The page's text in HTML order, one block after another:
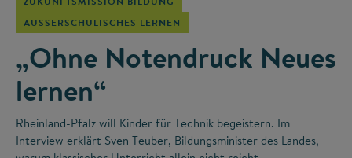
AUSSERSCHULISCHES LERNEN
„Ohne Notendruck Neues
lernen“
Rheinland-Pfalz will Kinder für Technik begeistern. Im
Interview erklärt Sven Teuber, Bildungsminister des Landes,